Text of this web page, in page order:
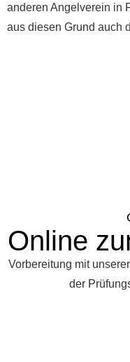
anderen Angelverein in
aus diesen Grund auch
Online
Vorbereitung mit
der